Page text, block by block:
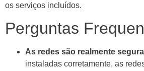
os serviços incluídos.
Perguntas
As redes são realmente
instaladas corretamente, as